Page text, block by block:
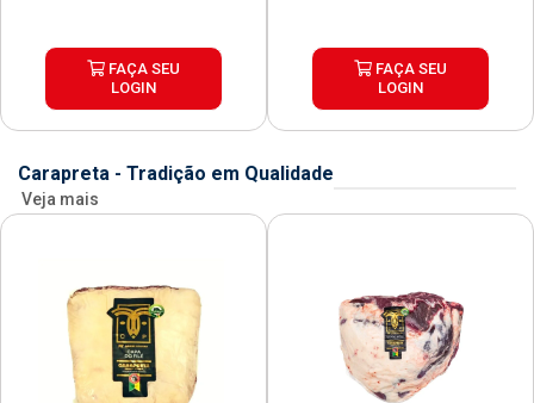
FAÇA SEU
LOGIN
FAÇA SEU
LOGIN
Carapreta - Tradição em Qualidade
Veja mais